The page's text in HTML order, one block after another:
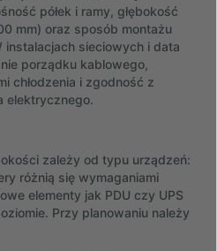
półek i ramy, głębokość
mm) oraz sposób montażu
sieciowych i data
porządku kablowego,
chłodzenia i zgodność z
elektrycznego.
zależy od typu urządzeń:
różnią się wymaganiami
elementy jak PDU czy UPS
Przy planowaniu należy